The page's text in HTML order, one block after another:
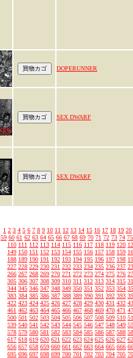
DOPERUNNER
SEX DWARF
SEX DWARF
1 2 3 4 5 6 7 8 9 10 11 12 13 14 15 16 17 18 19 20
59 60 61 62 63 64 65 66 67 68 69 70 71 72 73 74 75
110 111 112 113 114 115 116 117 118 119 120
149 150 151 152 153 154 155 156 157 158 159
188 189 190 191 192 193 194 195 196 197 198
227 228 229 230 231 232 233 234 235 236 237
266 267 268 269 270 271 272 273 274 275 276
305 306 307 308 309 310 311 312 313 314 315
344 345 346 347 348 349 350 351 352 353 354
383 384 385 386 387 388 389 390 391 392 393
422 423 424 425 426 427 428 429 430 431 432
461 462 463 464 465 466 467 468 469 470 471
500 501 502 503 504 505 506 507 508 509 510
539 540 541 542 543 544 545 546 547 548 549
578 579 580 581 582 583 584 585 586 587 588
617 618 619 620 621 622 623 624 625 626 627
656 657 658 659 660 661 662 663 664 665 666
695 696 697 698 699 700 701 702 703 704 705